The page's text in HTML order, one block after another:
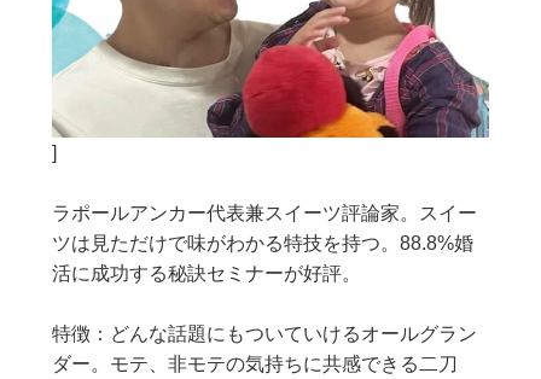
]
ラポールアンカー代表兼スイーツ評論家。スイー
ツは見ただけで味がわかる特技を持つ。88.8%婚
活に成功する秘訣セミナーが好評。
特徴：どんな話題にもついていけるオールグラン
ダー。モテ、非モテの気持ちに共感できる二刀